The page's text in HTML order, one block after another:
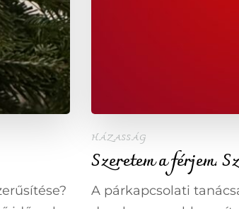
HÁZASSÁG
Szeretem a férjem.
A párkapcsolati